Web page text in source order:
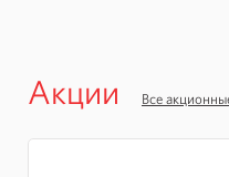
Акции Все